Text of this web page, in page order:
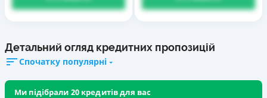
Детальний огляд кредитних пропозицій
Спочатку популярні
Ми підібрали 20 кредитів для вас